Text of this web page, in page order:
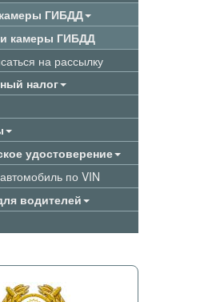
ГИБДД
камеры ГИБДД
на рассылку
налог
удостоверение
по VIN
водителей